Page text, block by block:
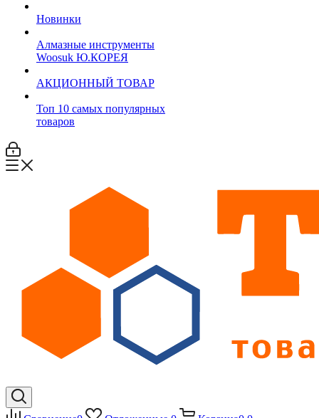
Новинки
Алмазные инструменты
Woosuk Ю.КОРЕЯ
АКЦИОННЫЙ ТОВАР
Топ 10 самых популярных
товаров